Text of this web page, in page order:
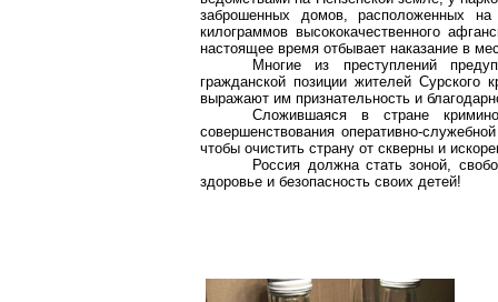
заброшенных домов, расположенных
килограммов высококачественного
настоящее время отбывает наказание в
Многие из преступлений
гражданской позиции жителей
выражают им признательность и
Сложившаяся в стране
совершенствования оперативно-
чтобы очистить страну от скверны и
Россия должна стать зоной,
здоровье и безопасность своих детей!